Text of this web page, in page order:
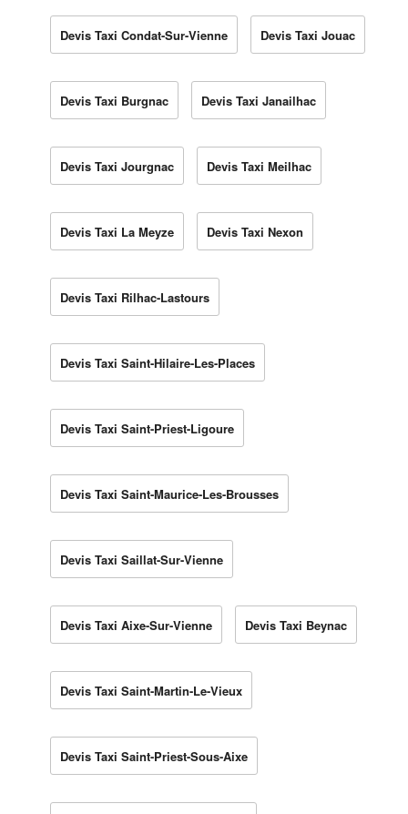
Devis Taxi Condat-Sur-Vienne Devis Taxi Jouac
Devis Taxi Burgnac Devis Taxi Janailhac
Devis Taxi Jourgnac Devis Taxi Meilhac
Devis Taxi La Meyze Devis Taxi Nexon
Devis Taxi Rilhac-Lastours
Devis Taxi Saint-Hilaire-Les-Places
Devis Taxi Saint-Priest-Ligoure
Devis Taxi Saint-Maurice-Les-Brousses
Devis Taxi Saillat-Sur-Vienne
Devis Taxi Aixe-Sur-Vienne Devis Taxi Beynac
Devis Taxi Saint-Martin-Le-Vieux
Devis Taxi Saint-Priest-Sous-Aixe